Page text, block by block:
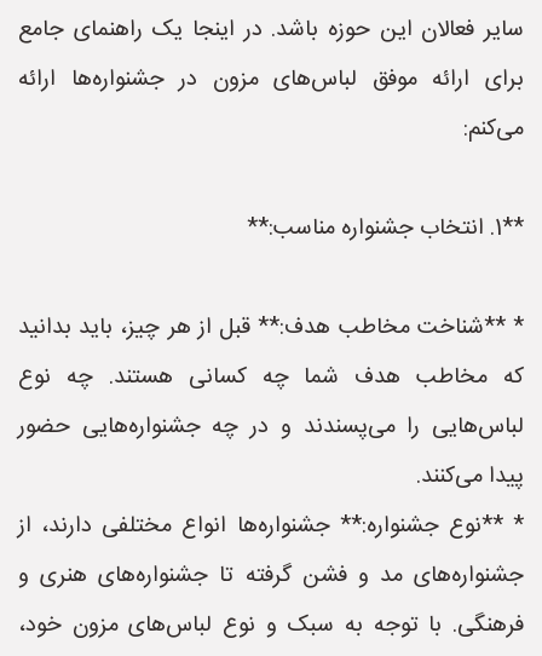
سایر فعالان این حوزه باشد. در اینجا یک راهنمای جامع
برای ارائه موفق لباس‌های مزون در جشنواره‌ها ارائه
می‌کنم:
**1. انتخاب جشنواره مناسب:**
* **شناخت مخاطب هدف:** قبل از هر چیز، باید بدانید
که مخاطب هدف شما چه کسانی هستند. چه نوع
لباس‌هایی را می‌پسندند و در چه جشنواره‌هایی حضور
پیدا می‌کنند.
* **نوع جشنواره:** جشنواره‌ها انواع مختلفی دارند، از
جشنواره‌های مد و فشن گرفته تا جشنواره‌های هنری و
فرهنگی. با توجه به سبک و نوع لباس‌های مزون خود،